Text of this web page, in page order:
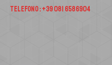
Telefono : +39 081 6586904